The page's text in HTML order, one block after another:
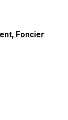
Foncier